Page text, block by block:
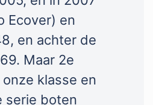
Ecover) en
en achter de
Maar 2e
klasse en
serie boten